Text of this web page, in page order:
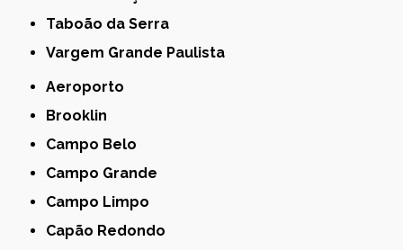
Taboão da Serra
Vargem Grande Paulista
Aeroporto
Brooklin
Campo Belo
Campo Grande
Campo Limpo
Capão Redondo